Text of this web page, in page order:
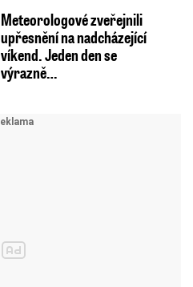
Meteorologové zveřejnili
upřesnění na nadcházející
víkend. Jeden den se
výrazně…